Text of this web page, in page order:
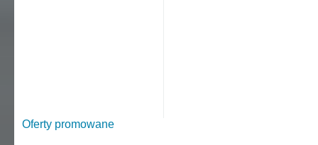
Oferty promowane